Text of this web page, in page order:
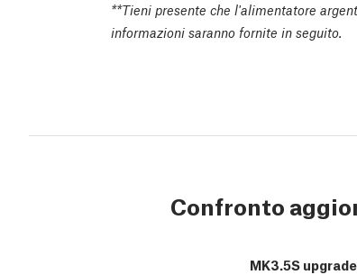
**Tieni presente che l'alimentatore
informazioni saranno fornite in seguito.
Confronto
MK3.5S upgrade